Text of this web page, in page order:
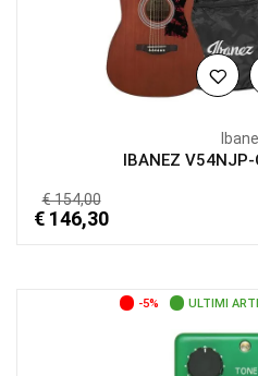
IBANEZ
€ 154,00
€ 146,30
-5% ULTIMI